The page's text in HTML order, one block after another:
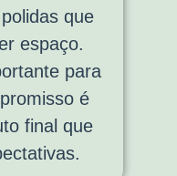
que
espaço.
para
é
final que